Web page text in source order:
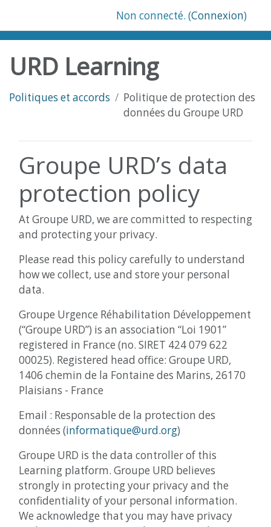
Non connecté. (Connexion)
URD Learning
Politiques et accords
Politique de protection des
données du Groupe URD
Groupe URD’s data
protection policy
At Groupe URD, we are committed to respecting
and protecting your privacy.
Please read this policy carefully to understand
how we collect, use and store your personal
data.
Groupe Urgence Réhabilitation Développement
(“Groupe URD”) is an association “Loi 1901”
registered in France (no. SIRET 424 079 622
00025). Registered head office: Groupe URD,
1406 chemin de la Fontaine des Marins, 26170
Plaisians - France
Email : Responsable de la protection des
données (informatique@urd.org)
Groupe URD is the data controller of this
Learning platform. Groupe URD believes
strongly in protecting your privacy and the
confidentiality of your personal information.
We acknowledge that you may have privacy